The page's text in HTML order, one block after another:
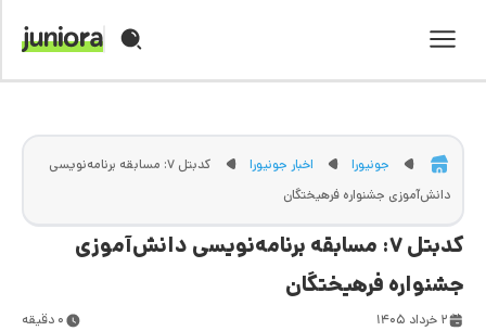
کودک و نوجوان
والدین
مدارس
اخبار جونیورا
جونیورا اخبار جونیورا
کدبتل ۷: مسابقه برنامه‌نویسی
دانش‌آموزی جشنواره فرهیختگان
کدبتل ۷: مسابقه برنامه‌نویسی دانش‌آموزی
جشنواره فرهیختگان
۲ خرداد ۱۴۰۵ ۰ دقیقه